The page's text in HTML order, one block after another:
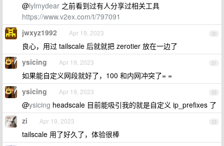
@lylmydear 之前看到过有人分享过相关工具
https://www.v2ex.com/t/797091
30
jwxyz1992 Apr 19, 2023
良心，用过 tailscale 后就就把 zerotier 放在一边了
31
ysicing Apr 19, 2023
如果能自定义网段就好了，100 和内网冲突了= =
32
ysicing Apr 19, 2023
@ysicing headscale 目前能吸引我的就是自定义 ip_prefixes 了
33
zi Apr 19, 2023
tailscale 用了好久了，体验很棒